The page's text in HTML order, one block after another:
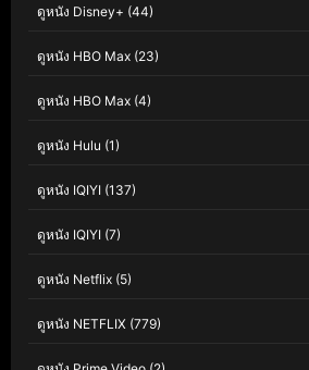
ดูหนัง Disney+ (44)
ดูหนัง HBO Max (23)
ดูหนัง HBO Max (4)
ดูหนัง Hulu (1)
ดูหนัง IQIYI (137)
ดูหนัง IQIYI (7)
ดูหนัง Netflix (5)
ดูหนัง NETFLIX (779)